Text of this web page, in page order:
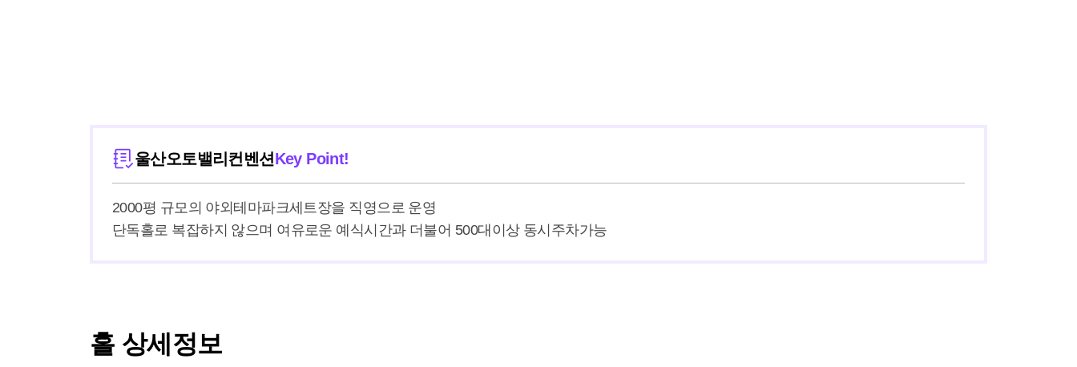
울산오토밸리컨벤션 Key Point!
2000평 규모의 야외테마파크세트장을 직영으로 운영
단독홀로 복잡하지 않으며 여유로운 예식시간과 더불어 500대이상 동시주차가능
홀 상세정보